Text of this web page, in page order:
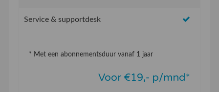
Service & supportdesk
* Met een abonnementsduur vanaf 1 jaar
Voor €19,- p/mnd*